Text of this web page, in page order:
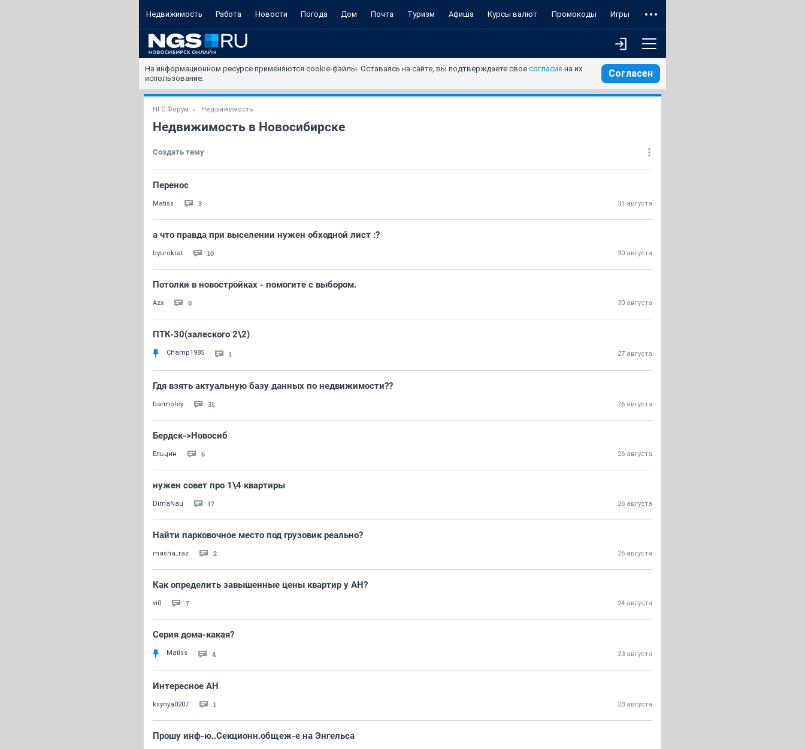
Недвижимость Работа Новости Погода Дом Почта Туризм Афиша Курсы валют Промокоды Игры
На информационном ресурсе применяются cookie-файлы. Оставаясь на сайте, вы подтверждаете свое согласие на их
использование.
Согласен
НГС.Форум Недвижимость
Недвижимость в Новосибирске
Создать тему
Перенос
Matiss 3 31 августа
а что правда при выселении нужен обходной лист :?
byurokrat 10 30 августа
Потолки в новостройках - помогите с выбором.
Azx 0 30 августа
ПТК-30(залеского 2\2)
Champ1985 1 27 августа
Гдя взять актуальную базу данных по недвижимости??
barmoley 31 26 августа
Бердск->Новосиб
Ельцин 6 26 августа
нужен совет про 1\4 квартиры
DimaNau 17 26 августа
Найти парковочное место под грузовик реально?
masha_raz 2 26 августа
Как определить завышенные цены квартир у АН?
vi0 7 24 августа
Серия дома-какая?
Matiss 4 23 августа
Интересное АН
ksynya0207 1 23 августа
Прошу инф-ю..Секционн.общеж-е на Энгельса